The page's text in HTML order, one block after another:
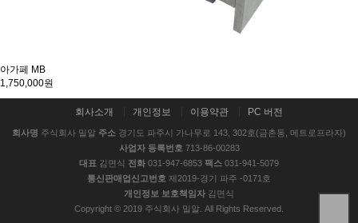
아가페 MB
1,750,000원
회사소개 개인정보 이용약관 PC 버전
회사명 주식회사 밀알 주소 경기도 파주시 가나무로 143, 302호(금촌동, 메트로프라자)
사업자 등록번호 713-86-00283
대표 김면식 전화 031-947-6853 팩스 031-941-5079
통신판매업신고번호 제2019-경기 파주 -0171호
개인정보 보호책임자 김면식
Copyright © 2019 주식회사 밀알. All Rights Reserved.